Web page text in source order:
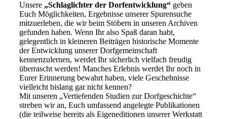
Unsere „Schlaglichter der Dorfentwicklung“geben
Euch Möglichkeiten, Ergebnisse unserer Spurensuche
mitzuerleben, die wir beim Stöbern in unseren Archiven
gefunden haben. Wenn Ihr also Spaß daran habt,
gelegentlich in kleineren Beiträgen historische Momente
der Entwicklung unserer Dorfgemeinschaft
kennenzulernen, werdet Ihr sicherlich vielfach freudig
überrascht werden! Manches Erlebnis werdet Ihr noch in
Eurer Erinnerung bewahrt haben, viele Geschehnisse
vielleicht bislang gar nicht kennen?
Mit unseren „Vertiefenden Studien zur Dorfgeschichte“
streben wir an, Euch umfassend angelegte Publikationen
(die teilweise bereits als Eigeneditionen unserer Werkstatt